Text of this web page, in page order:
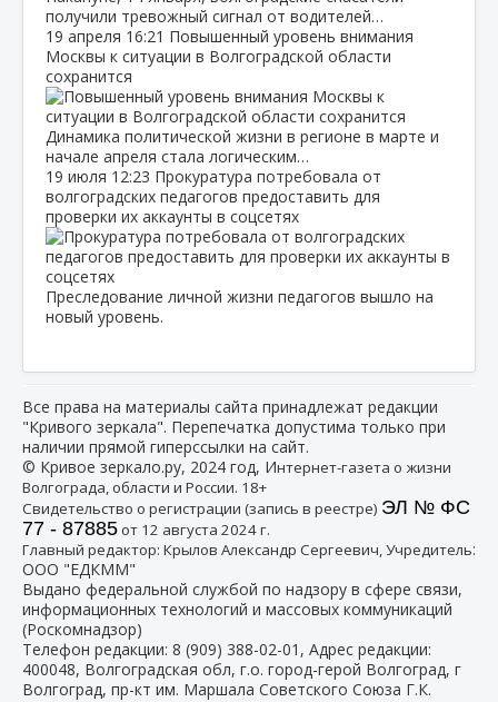
получили тревожный сигнал от водителей…
19 апреля 16:21 Повышенный уровень внимания
Москвы к ситуации в Волгоградской области
сохранится
Динамика политической жизни в регионе в марте и
начале апреля стала логическим…
19 июля 12:23 Прокуратура потребовала от
волгоградских педагогов предоставить для
проверки их аккаунты в соцсетях
Преследование личной жизни педагогов вышло на
новый уровень.
Все права на материалы сайта принадлежат редакции
"Кривого зеркала". Перепечатка допустима только при
наличии прямой гиперссылки на сайт.
© Кривое зеркало.ру, 2024 год, Интернет-газета о жизни
Волгограда, области и России. 18+
Свидетельство о регистрации (запись в реестре) ЭЛ № ФС
77 - 87885от 12 августа 2024 г.
Главный редактор: Крылов Александр Сергеевич, Учредитель:
ООО "ЕДКММ"
Выдано федеральной службой по надзору в сфере связи,
информационных технологий и массовых коммуникаций
(Роскомнадзор)
Телефон редакции: 8 (909) 388-02-01 , Адрес редакции:
400048, Волгоградская обл, г.о. город-герой Волгоград, г
Волгоград, пр-кт им. Маршала Советского Союза Г.К.